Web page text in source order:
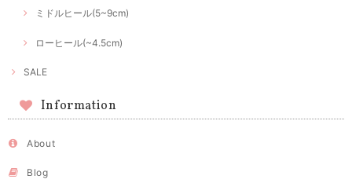
ミドルヒール(5~9cm)
ローヒール(~4.5cm)
SALE
Information
About
Blog